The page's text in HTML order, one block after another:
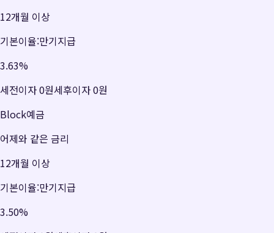
12개월 이상
기본이율:만기지급
3.63%
세전이자0원세후이자0원
Block예금
어제와 같은 금리
12개월 이상
기본이율:만기지급
3.50%